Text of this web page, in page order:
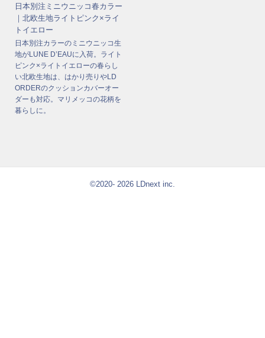
日本別注ミニウニッコ春カラー
｜北欧生地ライトピンク×ライ
トイエロー
日本別注カラーのミニウニッコ生
地がLUNE D’EAUに入荷。ライト
ピンク×ライトイエローの春らし
い北欧生地は、はかり売りやLD
ORDERのクッションカバーオー
ダーも対応。マリメッコの花柄を
暮らしに。
©2020- 2026 LDnext inc.